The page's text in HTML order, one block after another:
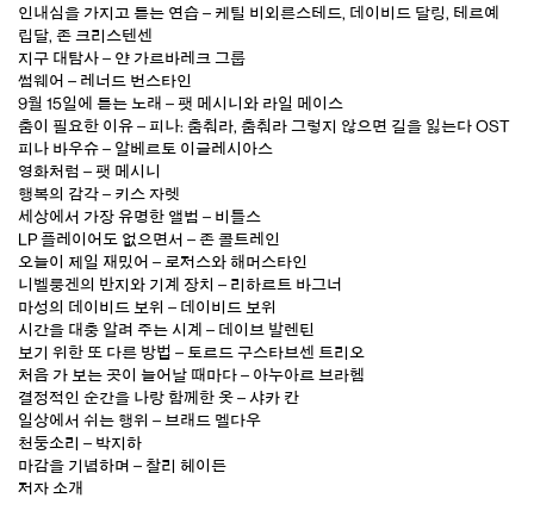
인내심을 가지고 듣는 연습 – 케틸 비외른스테드, 데이비드 달링, 테르예
립달, 존 크리스텐센
지구 대탐사 – 얀 가르바레크 그룹
썸웨어 – 레너드 번스타인
9월 15일에 듣는 노래 – 팻 메시니와 라일 메이스
춤이 필요한 이유 – 피나: 춤춰라, 춤춰라 그렇지 않으면 길을 잃는다 OST
피나 바우슈 – 알베르토 이글레시아스
영화처럼 – 팻 메시니
행복의 감각 – 키스 자렛
세상에서 가장 유명한 앨범 – 비틀스
LP 플레이어도 없으면서 – 존 콜트레인
오늘이 제일 재밌어 – 로저스와 해머스타인
니벨룽겐의 반지와 기계 장치 – 리하르트 바그너
마성의 데이비드 보위 – 데이비드 보위
시간을 대충 알려 주는 시계 – 데이브 발렌틴
보기 위한 또 다른 방법 – 토르드 구스타브센 트리오
처음 가 보는 곳이 늘어날 때마다 – 아누아르 브라헴
결정적인 순간을 나랑 함께한 옷 – 샤카 칸
일상에서 쉬는 행위 – 브래드 멜다우
천둥소리 – 박지하
마감을 기념하며 – 찰리 헤이든
저자 소개